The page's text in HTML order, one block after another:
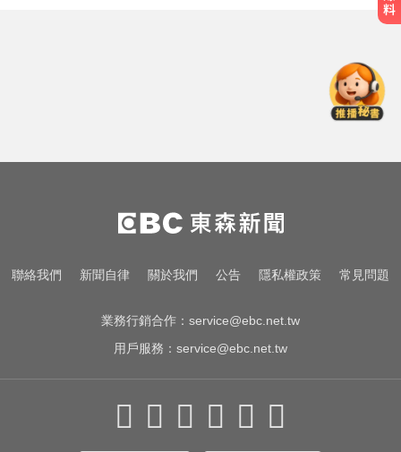
檔成鐵證
台中市長選情！江啟臣38.2%領先何
欣純 最新民調曝
高雄恐怖車禍！電動車失控連撞13
聯絡我們 新聞自律 關於我們 公告 隱私權政策 常見問題
業務行銷合作： service@ebc.net.tw
用戶服務： service@ebc.net.tw